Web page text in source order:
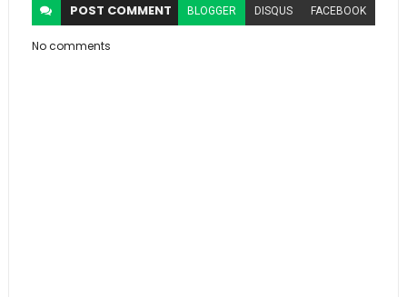
POST COMMENT BLOGGER DISQUS FACEBOOK
No comments